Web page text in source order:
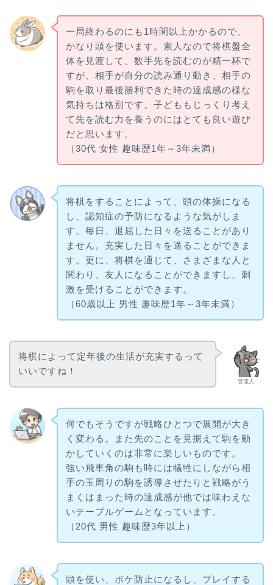
一局終わるのにも1時間以上かかるので、
かなり頭を使います。素人なので将棋盤全
体を見渡して、数手先を読むのが精一杯で
すが、相手が自分の読み通り動き、相手の
駒を取り最後勝利できた時の達成感の様な
気持ちは格別です。子どももじっくり考え
て先を読む力を養うのにはとても良い遊び
だと思います。
（30代 女性 趣味歴1年～3年未満）
将棋をすることによって、頭の体操になる
し、認知症の予防になるような気がしま
す。毎日、退屈した日々を送ることがあり
ません。充実した日々を送ることができま
す。更に、将棋を通じて、さまざまな人と
関わり、友人になることができますし、刺
激を受けることができます。
（60歳以上 男性 趣味歴1年～3年未満）
管理人
将棋によって定年後の生活が充実するって
いいですね！
何でもそうですが戦略ひとつで展開が大き
く変わる。また先のことを見据えて駒を動
かしていくのは非常に楽しいものです。
強い飛車角の駒も時には犠牲にしながら相
手の玉周りの駒を誘導させたりと戦略がう
まくはまった時の達成感が他では味わえな
いテーブルゲームとなっています。
（20代 男性 趣味歴3年以上）
頭を使い、ボケ防止になるし、プレイする